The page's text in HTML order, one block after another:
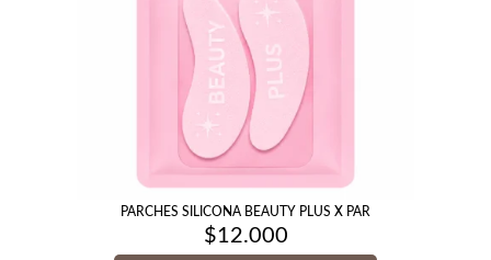
PARCHES SILICONA BEAUTY PLUS X PAR
$12.000